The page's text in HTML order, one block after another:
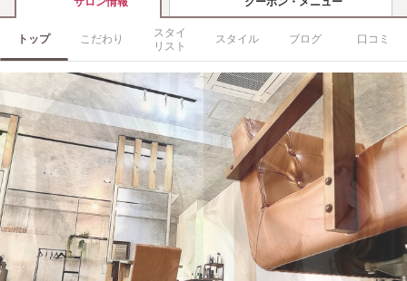
トップ こだわり
スタイ
リスト
スタイル ブログ 口コミ